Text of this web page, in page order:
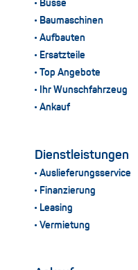
Busse
Baumaschinen
Aufbauten
Ersatzteile
Top Angebote
Ihr Wunschfahrzeug
Ankauf
Dienstleistungen
Auslieferungsservice
Finanzierung
Leasing
Vermietung